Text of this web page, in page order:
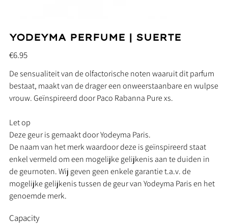
YODEYMA PERFUME | SUERTE
Price
€6.95
De sensualiteit van de olfactorische noten waaruit dit parfum
bestaat, maakt van de drager een onweerstaanbare en wulpse
vrouw. Geïnspireerd door Paco Rabanna Pure xs.
Let op
Deze geur is gemaakt door Yodeyma Paris.
De naam van het merk waardoor deze is geïnspireerd staat
enkel vermeld om een mogelijke gelijkenis aan te duiden in
de geurnoten. Wij geven geen enkele garantie t.a.v. de
mogelijke gelijkenis tussen de geur van Yodeyma Paris en het
genoemde merk.
Capacity